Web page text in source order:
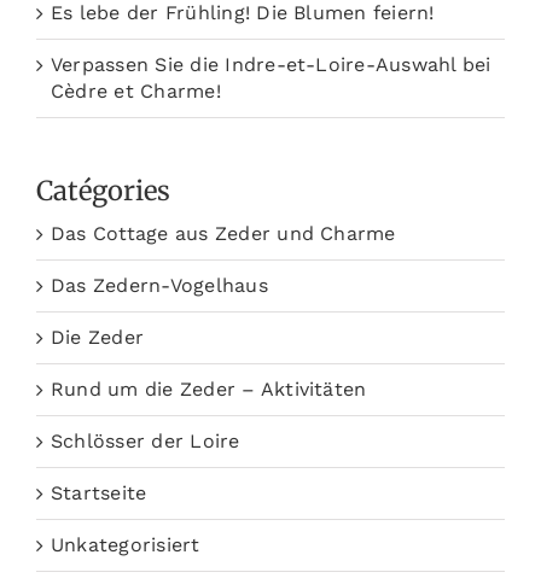
Es lebe der Frühling! Die Blumen feiern!
Verpassen Sie die Indre-et-Loire-Auswahl bei
Cèdre et Charme!
Catégories
Das Cottage aus Zeder und Charme
Das Zedern-Vogelhaus
Die Zeder
Rund um die Zeder – Aktivitäten
Schlösser der Loire
Startseite
Unkategorisiert